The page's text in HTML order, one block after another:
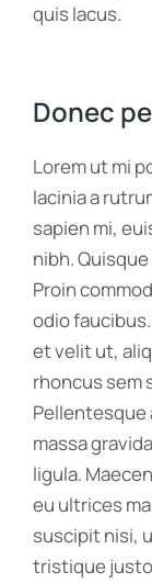
quis lacus.
Donec
Lorem ut mi
lacinia a
sapien mi,
nibh.
Proin
odio
et velit ut,
rhoncus sem
Pellentesque
massa
ligula.
eu ultrices
suscipit nisi,
tristique